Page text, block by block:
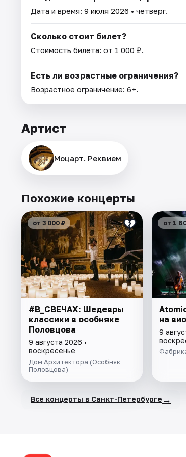
Дата и время: 9 июля 2026 • четверг.
Сколько стоит билет?
Стоимость билета: от 1 000 ₽.
Есть ли возрастные ограничения?
Возрастное ограничение: 6+.
Артист
Моцарт. Реквием
Похожие концерты
от 3 000 ₽
#В_СВЕЧАХ: Шедевры
классики в особняке
Половцова
9 августа 2026 •
воскресенье
Дом Архитектора (Особняк
Половцова)
от 1
на
9
Все концерты в Санкт-Петербурге →